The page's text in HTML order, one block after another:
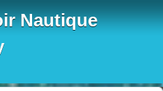
Nautique